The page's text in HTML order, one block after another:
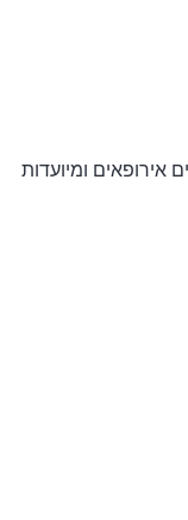
אירופאים ומיועדות